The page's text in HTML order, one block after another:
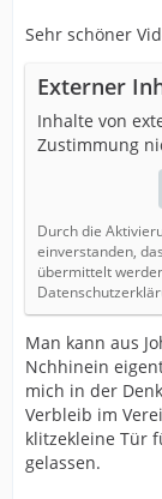
Sehr schöner
Externer
Inhalte von
Zustimmung
Durch die
einverstanden,
übermittelt
Man kann aus
Nchhinein
mich in der
Verbleib im
klitzekleine Tür
gelassen.